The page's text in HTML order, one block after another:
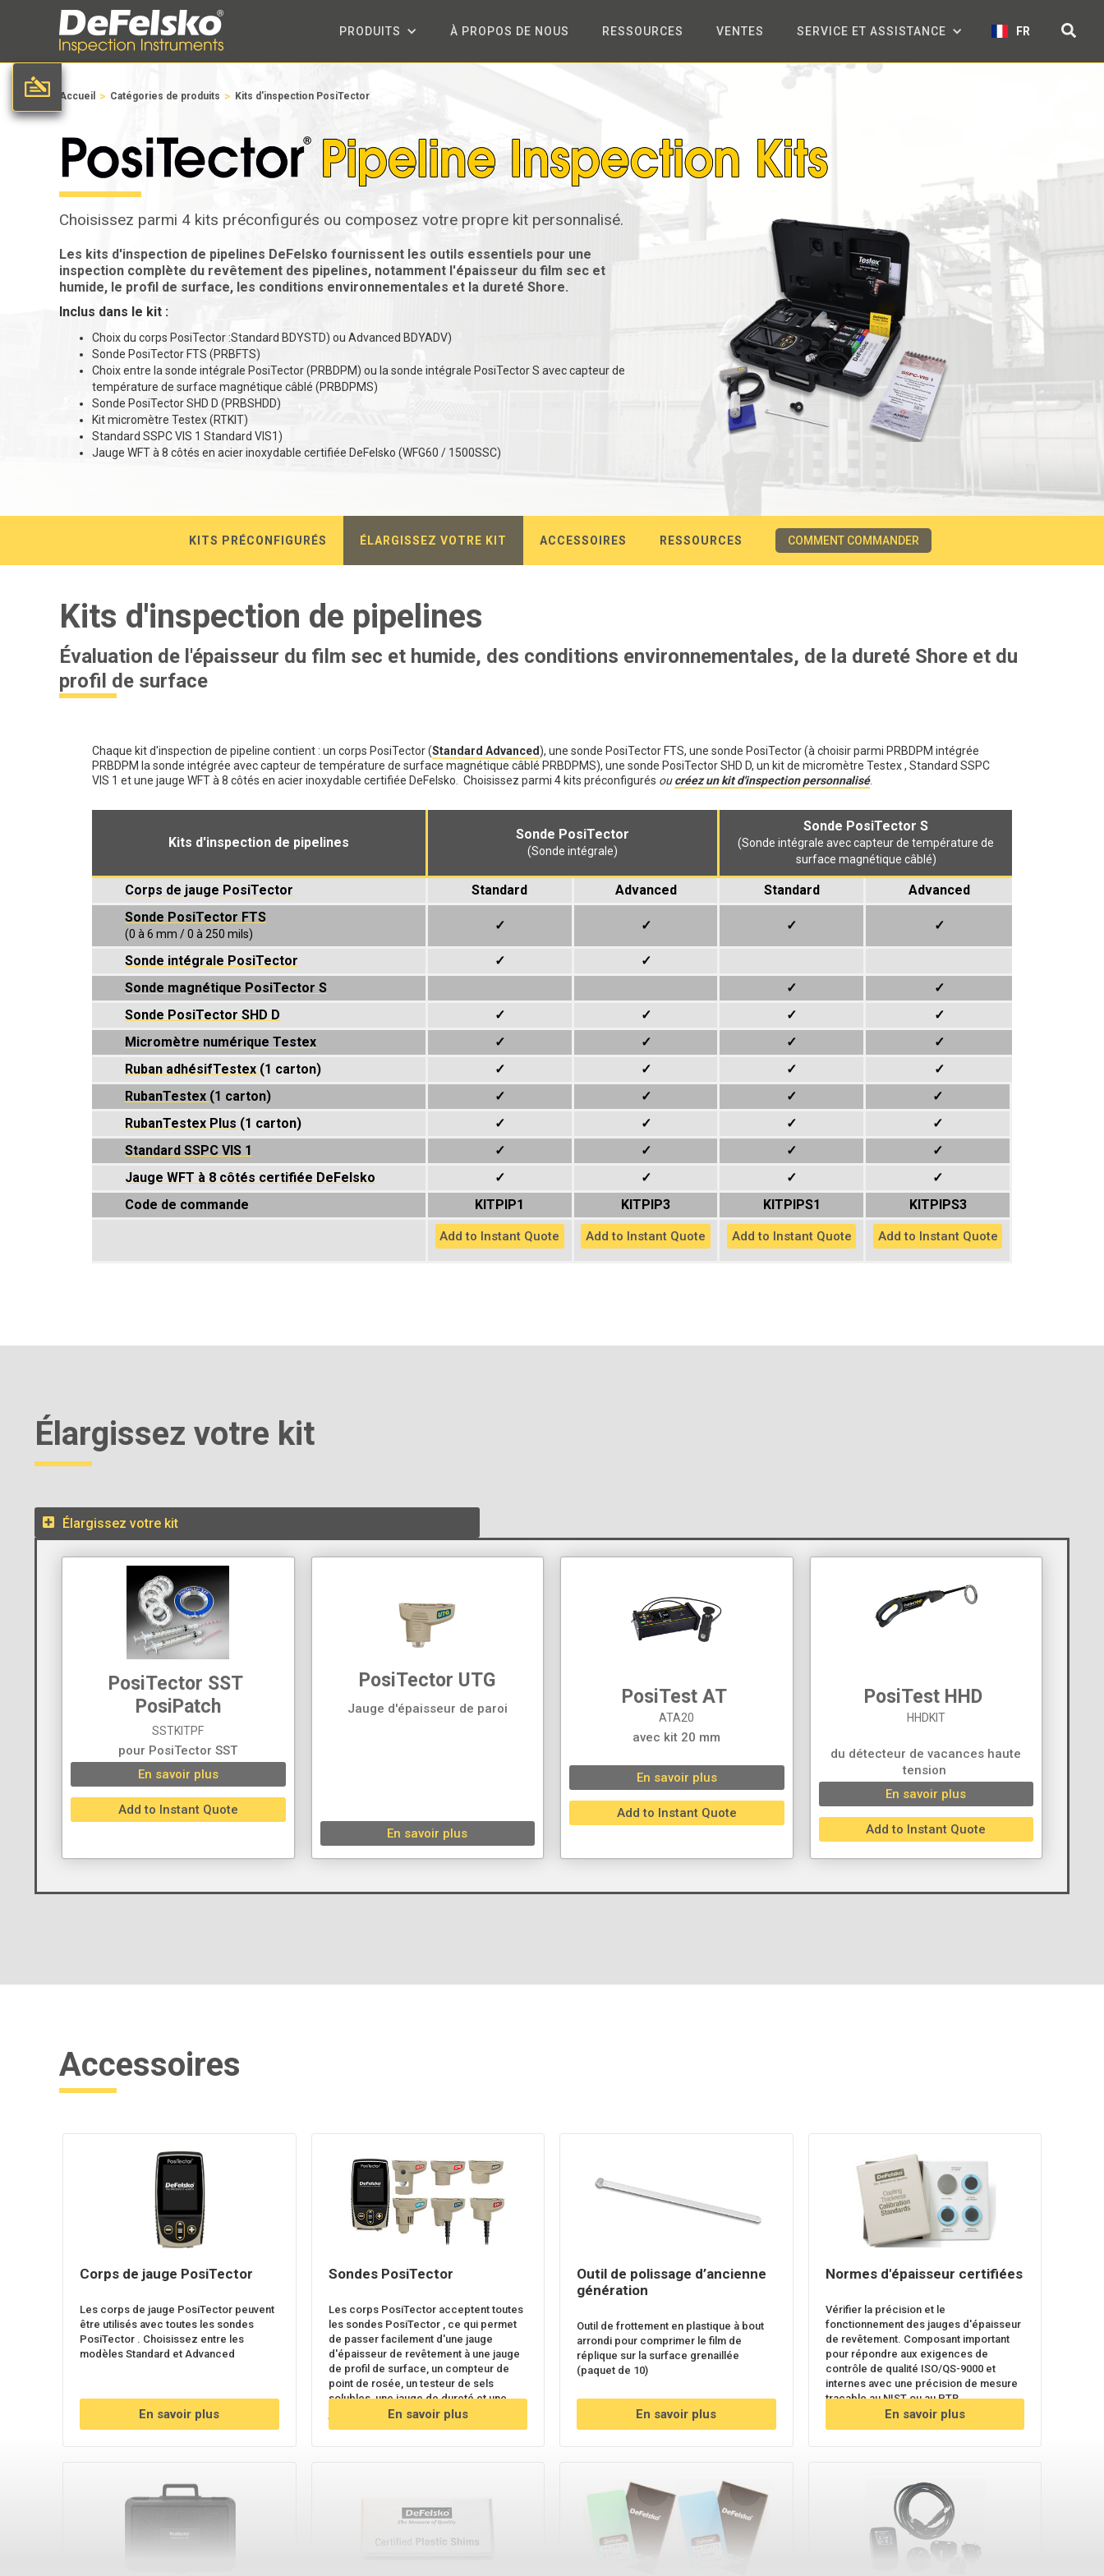
PRODUITS À PROPOS DE NOUS RESSOURCES VENTES SERVICE ET ASSISTANCE FR
Accueil > Catégories de produits > Kits d'inspection PosiTector
Choisissez parmi 4 kits préconfigurés ou composez votre propre kit personnalisé.
Les kits d'inspection de pipelines DeFelsko fournissent les outils essentiels pour une
inspection complète du revêtement des pipelines, notamment l'épaisseur du film sec et
humide, le profil de surface, les conditions environnementales et la dureté Shore.
Inclus dans le kit :
Choix du corps PosiTector :Standard BDYSTD) ou Advanced BDYADV)
Sonde PosiTector FTS (PRBFTS)
Choix entre la sonde intégrale PosiTector (PRBDPM) ou la sonde intégrale PosiTector S avec capteur de
température de surface magnétique câblé (PRBDPMS)
Sonde PosiTector SHD D (PRBSHDD)
Kit micromètre Testex (RTKIT)
Standard SSPC VIS 1 Standard VIS1)
Jauge WFT à 8 côtés en acier inoxydable certifiée DeFelsko (WFG60 / 1500SSC)
KITS PRÉCONFIGURÉS ÉLARGISSEZ VOTRE KIT ACCESSOIRES RESSOURCES COMMENT COMMANDER
Kits d'inspection de pipelines
Évaluation de l'épaisseur du film sec et humide, des conditions environnementales, de la dureté Shore et du
profil de surface
Chaque kit d'inspection de pipeline contient : un corps PosiTector (Standard Advanced), une sonde PosiTector FTS, une sonde PosiTector (à choisir parmi PRBDPM intégrée
PRBDPM la sonde intégrée avec capteur de température de surface magnétique câblé PRBDPMS), une sonde PosiTector SHD D, un kit de micromètre Testex , Standard SSPC
VIS 1 et une jauge WFT à 8 côtés en acier inoxydable certifiée DeFelsko. Choisissez parmi 4 kits préconfigurés ou créez un kit d'inspection personnalisé.
Kits d'inspection de pipelines
Sonde PosiTector
(Sonde intégrale)
Sonde PosiTector S
(Sonde intégrale avec capteur de température de
surface magnétique câblé)
Corps de jauge PosiTector Standard Advanced Standard Advanced
(0 à 6 mm / 0 à 250 mils)
Sonde PosiTector FTS
✓ ✓ ✓ ✓
Sonde intégrale PosiTector ✓
✓
Sonde magnétique PosiTector S
✓
✓
Sonde PosiTector SHD D
✓ ✓ ✓
✓
Micromètre numérique Testex
✓ ✓ ✓
✓
Ruban adhésifTestex (1 carton) ✓ ✓ ✓
✓
RubanTestex (1 carton) ✓ ✓ ✓
✓
RubanTestex Plus (1 carton) ✓ ✓ ✓
✓
Standard SSPC VIS 1
✓ ✓ ✓
✓
Jauge WFT à 8 côtés certifiée DeFelsko
✓ ✓ ✓
✓
Code de commande
KITPIP1 KITPIP3 KITPIPS1 KITPIPS3
Add to Instant Quote Add to Instant Quote Add to Instant Quote Add to Instant Quote
Élargissez votre kit
Élargissez votre kit
PosiTector SST
PosiPatch
SSTKITPF
pour PosiTector SST
En savoir plus
Add to Instant Quote
PosiTector UTG
Jauge d'épaisseur de paroi
En savoir plus
PosiTest AT ‍
ATA20
avec kit 20 mm
En savoir plus
Add to Instant Quote
PosiTest HHD ‍
HHDKIT
du détecteur de vacances haute
tension ‍
En savoir plus
Add to Instant Quote
Accessoires
Corps de jauge PosiTector
Les corps de jauge PosiTector peuvent
être utilisés avec toutes les sondes
PosiTector . Choisissez entre les
modèles Standard et Advanced
En savoir plus
Sondes PosiTector
Les corps PosiTector acceptent toutes
les sondes PosiTector , ce qui permet
de passer facilement d'une jauge
d'épaisseur de revêtement à une jauge
de profil de surface, un compteur de
point de rosée, un testeur de sels
solubles, une jauge de dureté et une
jauge d'épaisseur à ultrasons.
En savoir plus
Outil de polissage d’ancienne
génération
Outil de frottement en plastique à bout
arrondi pour comprimer le film de
réplique sur la surface grenaillée
(paquet de 10)
En savoir plus
Normes d'épaisseur certifiées
Vérifier la précision et le
fonctionnement des jauges d'épaisseur
de revêtement. Composant important
pour répondre aux exigences de
contrôle de qualité ISO/QS-9000 et
internes avec une précision de mesure
traçable au NIST ou au PTB.
En savoir plus